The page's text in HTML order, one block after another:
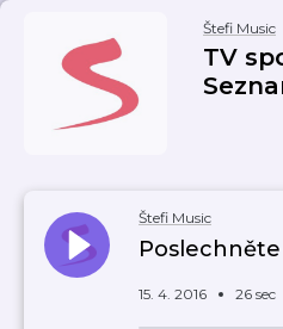
Štefi Music
TV
Štefi Music
15. 4. 2016 26 sec